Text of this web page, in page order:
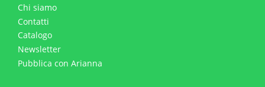
Chi siamo
Contatti
Catalogo
Newsletter
Pubblica con Arianna